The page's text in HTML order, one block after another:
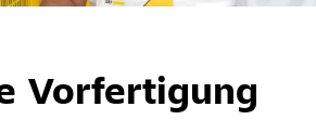
Vorfertigung